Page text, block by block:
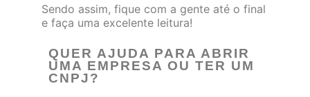
Sendo assim, fique com a gente até o final
e faça uma excelente leitura!
QUER AJUDA PARA ABRIR
UMA EMPRESA OU TER UM
CNPJ?